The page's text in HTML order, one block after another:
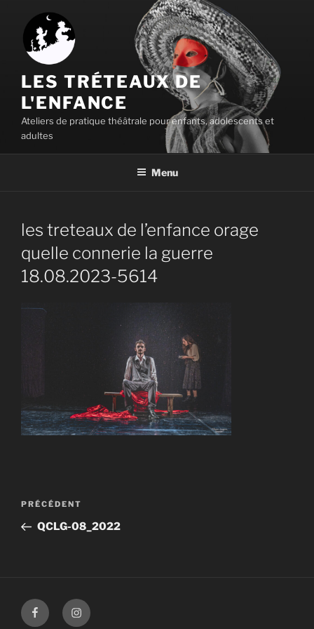
contenu
principal
LES TRÉTEAUX DE
L'ENFANCE
Ateliers de pratique théâtrale pour enfants, adolescents et
adultes
Menu
les treteaux de l’enfance orage
quelle connerie la guerre
18.08.2023-5614
Navigation
l’article
Article
précédent
PRÉCÉDENT
QCLG-08_2022
FacebookInstagram